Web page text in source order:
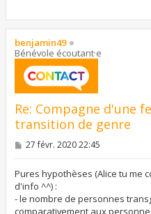
benjamin49
Bénévole écoutant·e
Re: Compagne d'une
transition de genre
M
s
a
g
e
27 févr. 2020 22:45
Pures hypothèses (Alice tu me
d'info ^^) :
- le nombre de personnes
comparativement aux